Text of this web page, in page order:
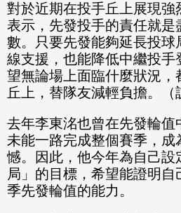
對於近期在投手丘上展現強
表示，先發投手的責任就是
數。只要先發能夠延長投球
線支援，也能降低中繼投手
望無論場上面臨什麼狀況，
丘上，替隊友減輕負擔。（
去年李東洺也曾在先發輪值
未能一路完成整個賽季，成
憾。因此，他今年為自己設
局」的目標，希望能證明
季先發輪值的能力。